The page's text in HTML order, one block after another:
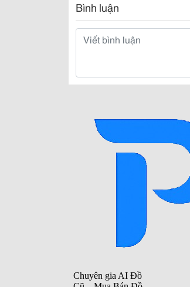
Bình luận